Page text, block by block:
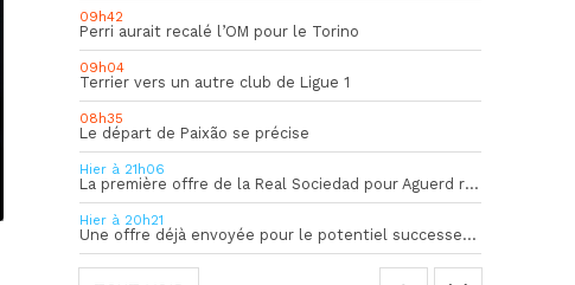
09h42
Perri aurait recalé l’OM pour le Torino
09h04
Terrier vers un autre club de Ligue 1
08h35
Le départ de Paixão se précise
Hier à 21h06
La première offre de la Real Sociedad pour Aguerd refusée par l’OM
Hier à 20h21
Une offre déjà envoyée pour le potentiel successeur de Rulli